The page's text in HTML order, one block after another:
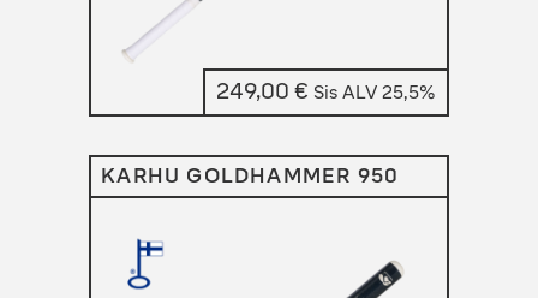
249,00 € Sis ALV 25,5%
KARHU GOLDHAMMER 950